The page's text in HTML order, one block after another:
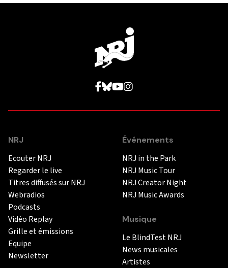
NRJ
Ecouter NRJ
Regarder le live
Titres diffusés sur NRJ
Webradios
Podcasts
Vidéo Replay
Grille et émissions
Equipe
Newsletter
Événements
NRJ in the Park
NRJ Music Tour
NRJ Creator Night
NRJ Music Awards
Musique
Le BlindTest NRJ
News musicales
Artistes